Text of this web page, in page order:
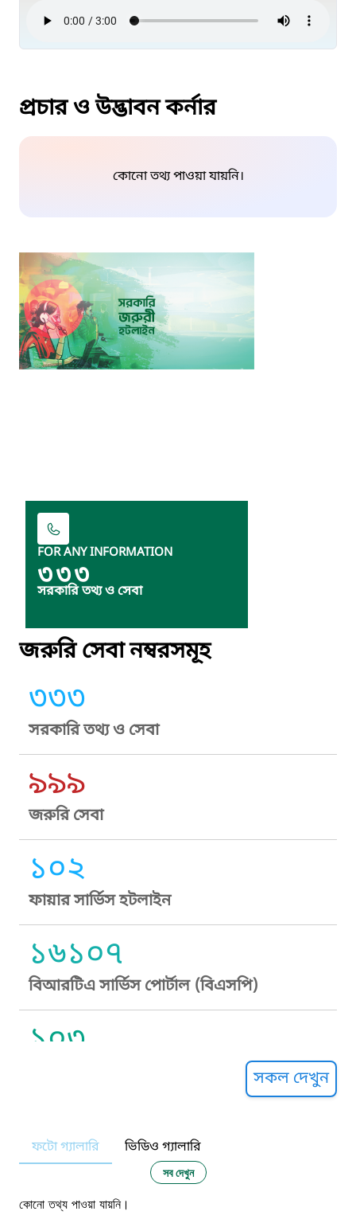
প্রচার ও উদ্ভাবন কর্নার
কোনো তথ্য পাওয়া যায়নি।
FOR ANY INFORMATION
৩৩৩
সরকারি তথ্য ও সেবা
জরুরি সেবা নম্বরসমূহ
৩৩৩
সরকারি তথ্য ও সেবা
৯৯৯
জরুরি সেবা
১০২
ফায়ার সার্ভিস হটলাইন
১৬১০৭
বিআরটিএ সার্ভিস পোর্টাল (বিএসপি)
১০৩
নারী ও শিশু নির্যাতন প্রতিরোধ
১০৬
সকল দেখুন
ফটো গ্যালারি ভিডিও গ্যালারি
সব দেখুন
কোনো তথ্য পাওয়া যায়নি।